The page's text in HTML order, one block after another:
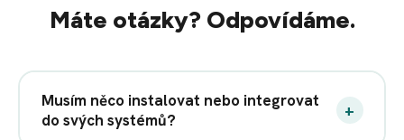
Máte otázky? Odpovídáme.
Musím něco instalovat nebo integrovat
do svých systémů?
+